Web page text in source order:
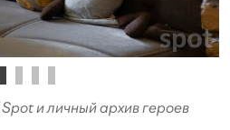
и личный архив героев